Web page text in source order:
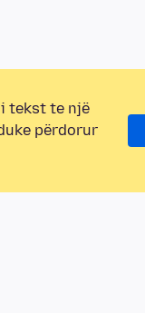
tekst te një
përdorur